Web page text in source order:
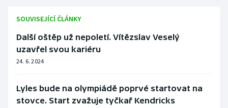
Sportovní střelba
Triatlon
SOUVISEJÍCÍ ČLÁNKY
Další oštěp už nepoletí. Vítězslav Veselý
uzavřel svou kariéru
24. 6. 2024
Lyles bude na olympiádě poprvé startovat na
stovce. Start zvažuje tyčkař Kendricks